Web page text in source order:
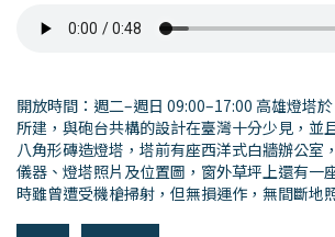
開放時間：週二–週日 09:00–17:00 高雄燈塔
所建，與砲台共構的設計在臺灣十分少見，並
八角形磚造燈塔，塔前有座西洋式白牆辦公室
儀器、燈塔照片及位置圖，窗外草坪上還有一
時雖曾遭受機槍掃射，但無損運作，無間斷地